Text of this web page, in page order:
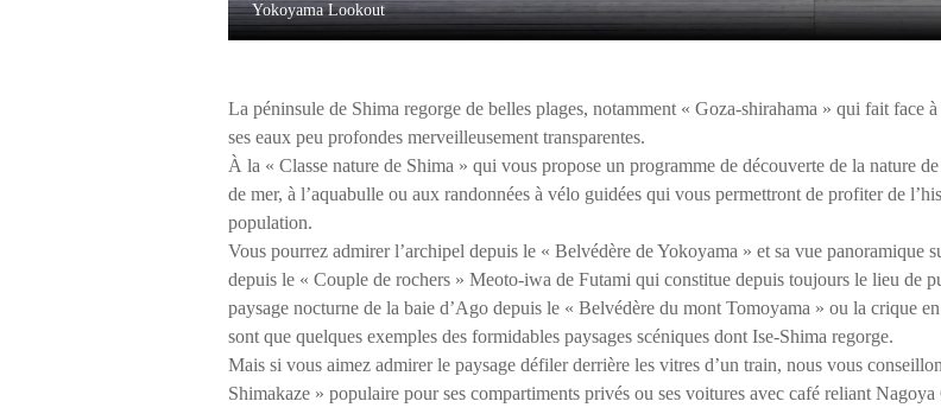
Yokoyama Lookout
La péninsule de Shima regorge de belles plages, notamment « Goza-shirahama » qui fait face
ses eaux peu profondes merveilleusement transparentes.
À la « Classe nature de Shima » qui vous propose un programme de découverte de la nature
de mer, à l’aquabulle ou aux randonnées à vélo guidées qui vous permettront de profiter de
population.
Vous pourrez admirer l’archipel depuis le « Belvédère de Yokoyama » et sa vue panoramique
depuis le « Couple de rochers » Meoto-iwa de Futami qui constitue depuis toujours le lieu de
paysage nocturne de la baie d’Ago depuis le « Belvédère du mont Tomoyama » ou la crique
sont que quelques exemples des formidables paysages scéniques dont Ise-Shima regorge.
Mais si vous aimez admirer le paysage défiler derrière les vitres d’un train, nous vous
Shimakaze » populaire pour ses compartiments privés ou ses voitures avec café reliant